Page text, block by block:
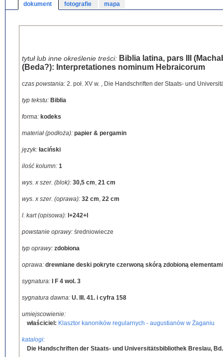
dokument fotografie mapa
tytuł lub inne określenie treści: Biblia latina, pars III
(Beda?): Interpretationes nominum Hebraicorum
czas powstania: 2. poł. XV w. , Die Handschriften der Staats- und
typ tekstu: Biblia
forma: kodeks
materiał (podłoża): papier & pergamin
język: łaciński
ilość kolumn: 1
wys. x szer. (blok): 30,5 cm, 21 cm
wys. x szer. (oprawa): 32 cm, 22 cm
l. kart (opisowa): I+242+I
powstanie oprawy: średniowiecze
typ oprawy: zdobiona
oprawa: drewniane deski pokryte czerwoną skórą zdobioną
sygnatura: I F 4 wol. 3
sygnatura dawna: U. III. 41. i cyfra 158
umiejscowienie:
właściciel: Klasztor kanoników regularnych - augustianów w Żaganiu
katalogi:
Die Handschriften der Staats- und Universitätsbibliothek Breslau,